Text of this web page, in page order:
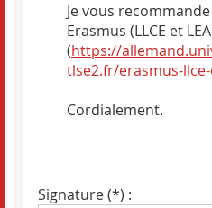
Je vous
Erasmus (LLCE et
(https://
tlse2.fr/erasmus-
Cordialement.
Signature (*) :